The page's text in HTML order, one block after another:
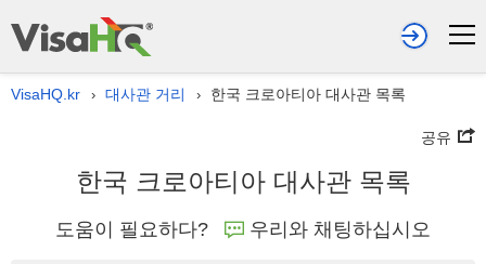
VisaHQ.kr › 대사관 거리 › 한국 크로아티아 대사관 목록
공유
한국 크로아티아 대사관 목록
도움이 필요하다? 우리와 채팅하십시오